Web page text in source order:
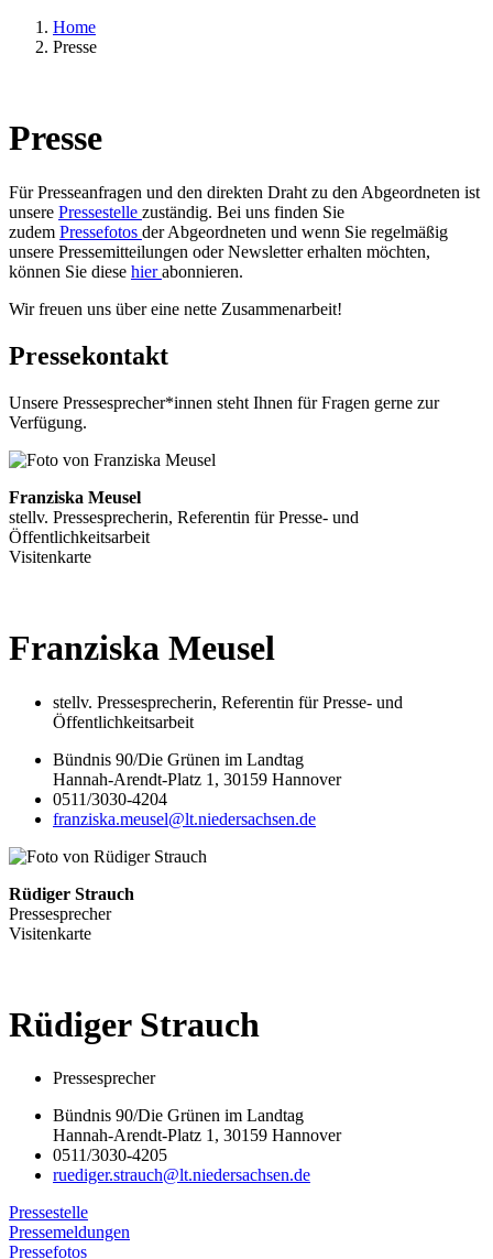
Home
Presse
Presse
Für Presseanfragen und den direkten Draht zu den Abgeordneten ist
unsere Pressestelle zuständig. Bei uns finden Sie
zudem Pressefotos der Abgeordneten und wenn Sie regelmäßig
unsere Pressemitteilungen oder Newsletter erhalten möchten,
können Sie diese hierabonnieren.
Wir freuen uns über eine nette Zusammenarbeit!
Pressekontakt
Unsere Pressesprecher*innen steht Ihnen für Fragen gerne zur
Verfügung.
Franziska Meusel
stellv. Pressesprecherin, Referentin für Presse- und
Öffentlichkeitsarbeit
Visitenkarte
Franziska Meusel
stellv. Pressesprecherin, Referentin für Presse- und
Öffentlichkeitsarbeit
Bündnis 90/Die Grünen im Landtag
Hannah-Arendt-Platz 1, 30159 Hannover
0511/3030-4204
franziska.meusel@lt.niedersachsen.de
Rüdiger Strauch
Pressesprecher
Visitenkarte
RüdigerStrauch
Pressesprecher
Bündnis 90/Die Grünen im Landtag
Hannah-Arendt-Platz 1, 30159 Hannover
0511/3030-4205
ruediger.strauch@lt.niedersachsen.de
Pressestelle
Pressemeldungen
Pressefotos